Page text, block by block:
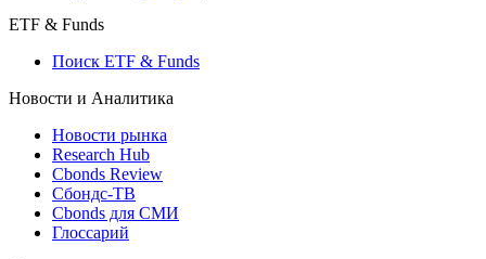
ETF & Funds
Поиск ETF & Funds
Новости и Аналитика
Новости рынка
Research Hub
Cbonds Review
Сбондс-ТВ
Cbonds для СМИ
Глоссарий